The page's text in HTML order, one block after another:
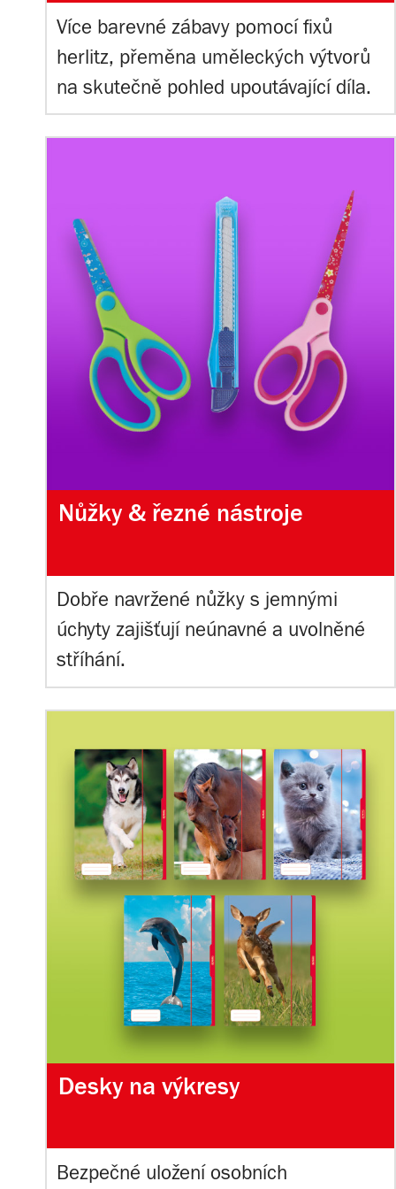
Více barevné zábavy pomocí fixů
herlitz, přeměna uměleckých výtvorů
na skutečně pohled upoutávající díla.
Nůžky & řezné nástroje
Dobře navržené nůžky s jemnými
úchyty zajišťují neúnavné a uvolněné
stříhání.
Desky na výkresy
Bezpečné uložení osobních